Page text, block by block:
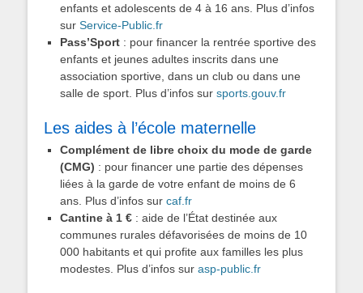
enfants et adolescents de 4 à 16 ans. Plus d’infos
sur Service-Public.fr
Pass’Sport : pour financer la rentrée sportive des
enfants et jeunes adultes inscrits dans une
association sportive, dans un club ou dans une
salle de sport. Plus d’infos sur sports.gouv.fr
Les aides à l’école maternelle
Complément de libre choix du mode de garde
(CMG) : pour financer une partie des dépenses
liées à la garde de votre enfant de moins de 6
ans. Plus d’infos sur caf.fr
Cantine à 1 € : aide de l’État destinée aux
communes rurales défavorisées de moins de 10
000 habitants et qui profite aux familles les plus
modestes. Plus d’infos sur asp-public.fr